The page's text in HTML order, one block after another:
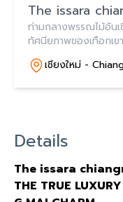
The issara
ท่ามกลางพรรณไม้อันเ
ทัศนียภาพของเทือกเข
เชียงใหม่”
เชียงใหม่ -
Details
The issara
THE TRUE